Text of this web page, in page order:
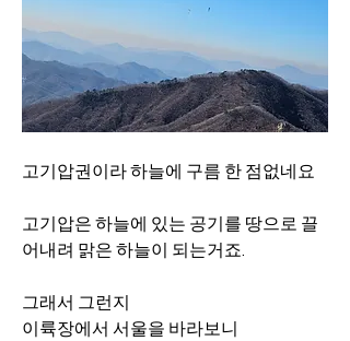
고기압권이라 하늘에 구름 한 점없네요
고기압은 하늘에 있는 공기를 땅으로 끌
어내려 맑은 하늘이 되는거죠.
그래서 그런지
이륙장에서 서울을 바라보니